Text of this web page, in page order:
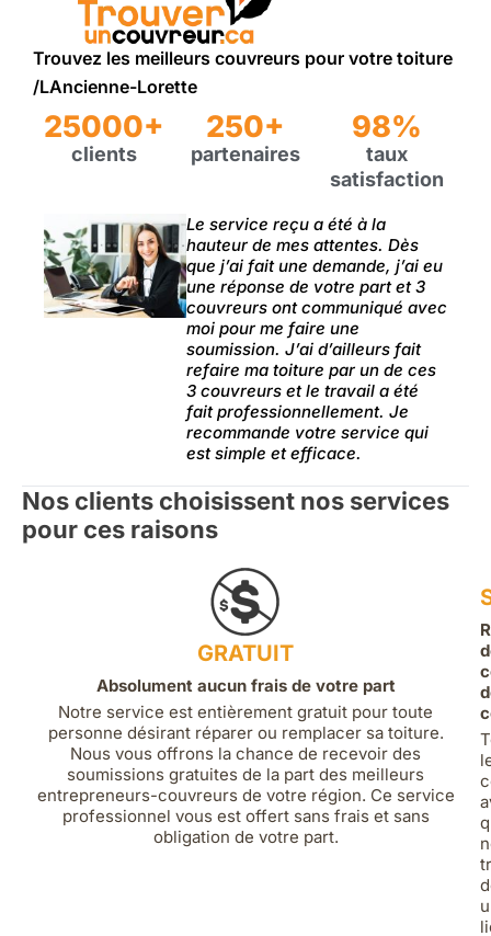
Trouvez les meilleurs couvreurs pour votre toiture
/LAncienne-Lorette
25000+
clients
250+
partenaires
98%
taux
satisfaction
Le service reçu a été à la
hauteur de mes attentes. Dès
que j’ai fait une demande, j’ai eu
une réponse de votre part et 3
couvreurs ont communiqué avec
moi pour me faire une
soumission. J’ai d’ailleurs fait
refaire ma toiture par un de ces
3 couvreurs et le travail a été
fait professionnellement. Je
recommande votre service qui
est simple et efficace.
Nos clients choisissent nos services
pour ces raisons
GRATUIT
Absolument aucun frais de votre part
Notre service est entièrement gratuit pour toute
personne désirant réparer ou remplacer sa toiture.
Nous vous offrons la chance de recevoir des
soumissions gratuites de la part des meilleurs
entrepreneurs-couvreurs de votre région. Ce service
professionnel vous est offert sans frais et sans
obligation de votre part.